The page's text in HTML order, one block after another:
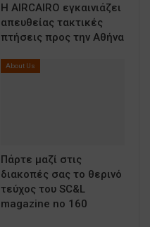
Η AIRCAIRO εγκαινιάζει
απευθείας τακτικές
πτήσεις προς την Αθήνα
About Us
Πάρτε μαζί στις
διακοπές σας το θερινό
τεύχος του SC&L
magazine no 160